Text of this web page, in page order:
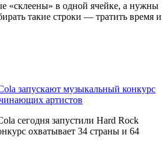
«склеены» в одной ячейке, а нужны
такие строки — тратить время и
запускают музыкальный конкурс
артистов
сегодня запустили Hard Rock
охватывает 34 страны и 64